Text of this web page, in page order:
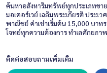
ค้นหาอสังหาริมทรัพย์ทุกประเภทขา
มอเตอร์เวย์ เฉลิมพระเกียรติ ประเ
พาณิชย์ ค่าเช่าเริ่มต้น 15,000 บาท
โจทย์ทุกความต้องการ ทำเลศักยภาพ
ติดต่อสอบถามเพิ่มเติม